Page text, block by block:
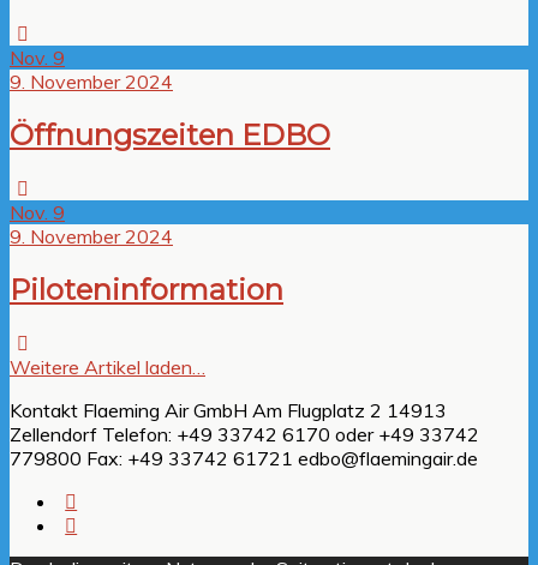
Nov. 9
9. November 2024
Öffnungszeiten EDBO
Nov. 9
9. November 2024
Piloteninformation
Weitere Artikel laden…
Kontakt Flaeming Air GmbH Am Flugplatz 2 14913
Zellendorf Telefon: +49 33742 6170 oder +49 33742
779800 Fax: +49 33742 61721 edbo@flaemingair.de